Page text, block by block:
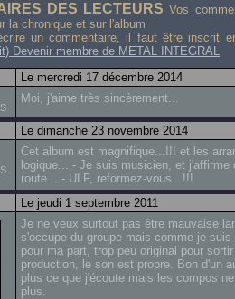
DES LECTEURS Vos
la chronique et sur l'album
un commentaire, il faut être inscrit
Devenir membre de METAL INTEGRAL
Le mercredi 17 décembre 2014
Moi, j'aime très sincèrement...
Le dimanche 23 novembre 2014
Cet album est magnifique...!!! et les
logique... - Je suis musicien, et
route... - ULF, reformez-vous...!!!
Le jeudi 1 septembre 2011
Je ne veux surtout pas être mauvaise
s'occupe du groupe mais comme je
pour ma part, trop peu original pour
production, le son est propre. Bon d'un
plus ce que j'écoute mais les compos
plus.